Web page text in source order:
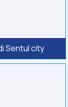
Sentul city